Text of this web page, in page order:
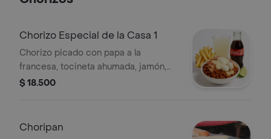
Chorizo Especial de la Casa 1
Chorizo picado con papa a la
francesa, tocineta ahumada, jamón,
queso, huevo de codorniz y limonada
$ 18.500
Choripan